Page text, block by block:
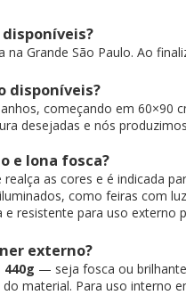
na Grande São Paulo. Ao
disponíveis?
começando em
desejadas e nós
e lona fosca?
as cores e é indicada
como feiras com
e resistente para uso
externo?
440g — seja fosca ou
material. Para uso interno